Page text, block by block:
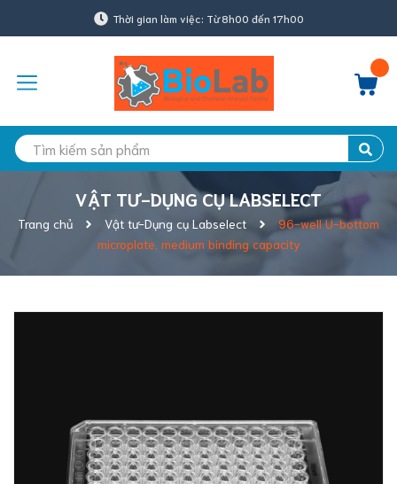
Thời gian làm việc: Từ 8h00 đến 17h00
VẬT TƯ-DỤNG CỤ LABSELECT
Trang chủ Vật tư-Dụng cụ Labselect
96-well U-bottom
microplate, medium binding capacity